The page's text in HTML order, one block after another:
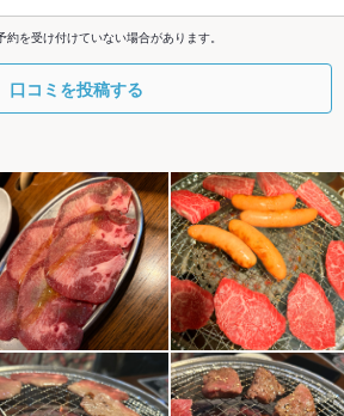
を受け付けていない場合があります。
口コミを投稿する